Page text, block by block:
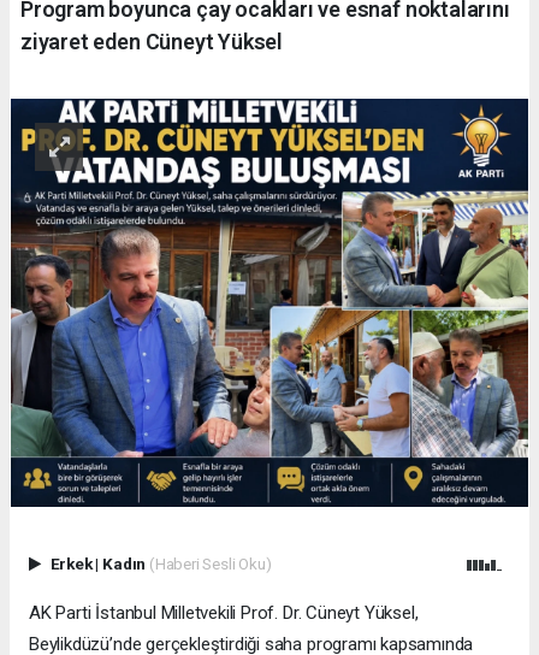
Program boyunca çay ocakları ve esnaf noktalarını
ziyaret eden Cüneyt Yüksel
Erkek| Kadın (Haberi Sesli Oku)
AK Parti İstanbul Milletvekili Prof. Dr. Cüneyt Yüksel,
Beylikdüzü’nde gerçekleştirdiği saha programı kapsamında